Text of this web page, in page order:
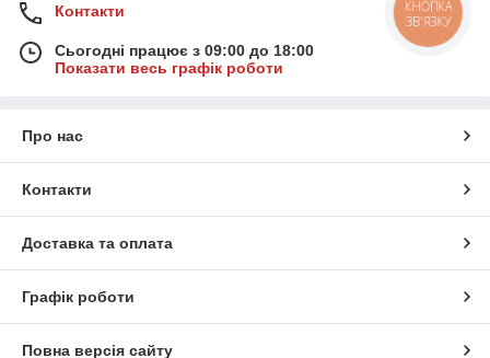
Контакти
Сьогодні працює з 09:00 до 18:00
Показати весь графік роботи
Про нас
Контакти
Доставка та оплата
Графік роботи
Повна версія сайту
КНОПКА
ЗВ'ЯЗКУ